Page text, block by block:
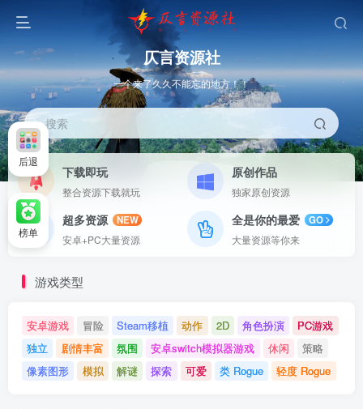
仄言资源社
一个来了久久不能忘的地方！！
搜索
下载即玩
整合资源下载就玩
原创作品
独家原创资源
超多资源
NEW
安卓+PC大量资源
全是你的最爱
GO
大量资源等你来
游戏类型
安卓游戏 冒险 Steam移植 动作 2D 角色扮演
PC游戏
独立
剧情丰富 氛围 安卓switch模拟器游戏 休闲
策略
像素图形
模拟 解谜 探索 可爱 类 Rogue 轻度 Rogue
后退
榜单